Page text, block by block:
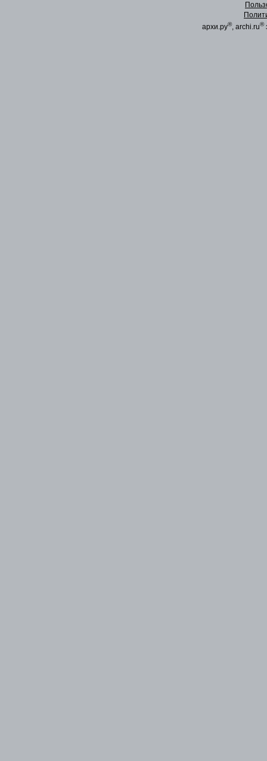
архи.ру®, archi.ru®